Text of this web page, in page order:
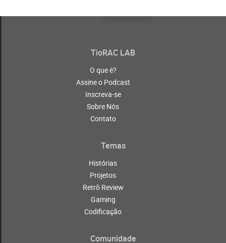
TioRAC LAB
O que é?
Assine o Podcast
Inscreva-se
Sobre Nós
Contato
Temas
Histórias
Projetos
Retrô Review
Gaming
Codificação
Comunidade